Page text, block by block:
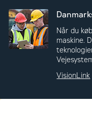
Når du
maskine.
VisionLink